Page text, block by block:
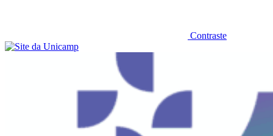
Contraste